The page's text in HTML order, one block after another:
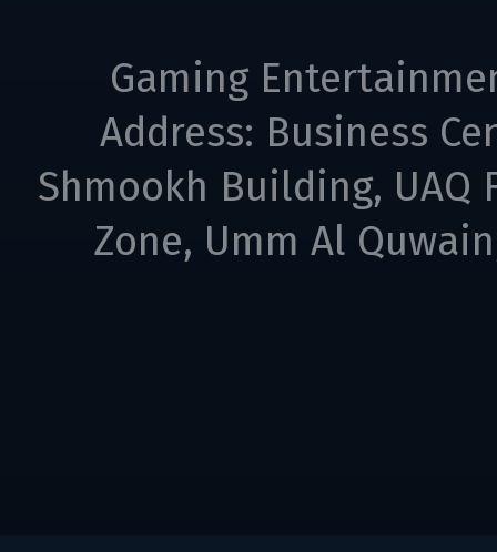
Gaming
Address: Business
Shmookh Building, UAQ
Zone, Umm Al